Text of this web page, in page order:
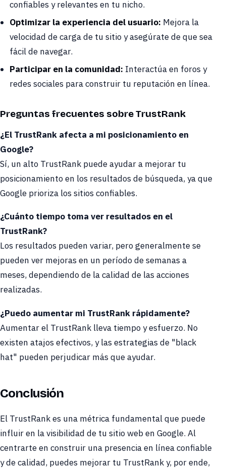
confiables y relevantes en tu nicho.
Optimizar la experiencia del usuario: Mejora la
velocidad de carga de tu sitio y asegúrate de que sea
fácil de navegar.
Participar en la comunidad: Interactúa en foros y
redes sociales para construir tu reputación en línea.
Preguntas frecuentes sobre TrustRank
¿El TrustRank afecta a mi posicionamiento en
Google?
Sí, un alto TrustRank puede ayudar a mejorar tu
posicionamiento en los resultados de búsqueda, ya que
Google prioriza los sitios confiables.
¿Cuánto tiempo toma ver resultados en el
TrustRank?
Los resultados pueden variar, pero generalmente se
pueden ver mejoras en un período de semanas a
meses, dependiendo de la calidad de las acciones
realizadas.
¿Puedo aumentar mi TrustRank rápidamente?
Aumentar el TrustRank lleva tiempo y esfuerzo. No
existen atajos efectivos, y las estrategias de "black
hat" pueden perjudicar más que ayudar.
Conclusión
El TrustRank es una métrica fundamental que puede
influir en la visibilidad de tu sitio web en Google. Al
centrarte en construir una presencia en línea confiable
y de calidad, puedes mejorar tu TrustRank y, por ende,